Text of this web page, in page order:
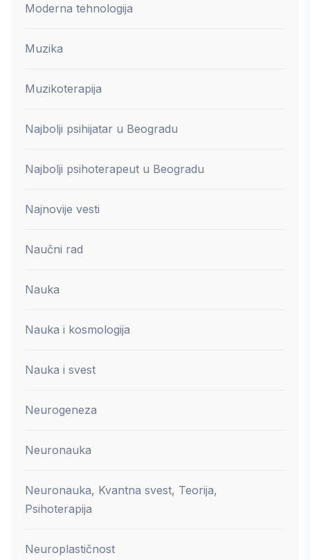
Moderna tehnologija
Muzika
Muzikoterapija
Najbolji psihijatar u Beogradu
Najbolji psihoterapeut u Beogradu
Najnovije vesti
Naučni rad
Nauka
Nauka i kosmologija
Nauka i svest
Neurogeneza
Neuronauka
Neuronauka, Kvantna svest, Teorija,
Psihoterapija
Neuroplastičnost